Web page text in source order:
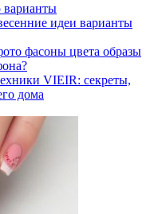
варианты
идеи варианты
фасоны цвета образы
VIEIR: секреты,
дома